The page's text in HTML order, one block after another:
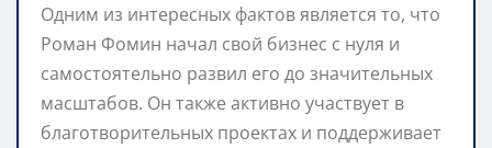
Одним из интересных фактов является то, что
Роман Фомин начал свой бизнес с нуля и
самостоятельно развил его до значительных
масштабов. Он также активно участвует в
благотворительных проектах и поддерживает